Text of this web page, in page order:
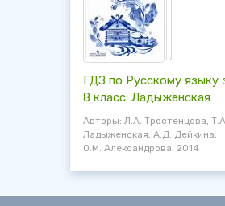
ГДЗ по Русскому языку
8 класс: Ладыженская
Авторы: Л.А. Тростенцова,
Ладыженская, А.Д. Дейкина,
О.М. Александрова. 2014